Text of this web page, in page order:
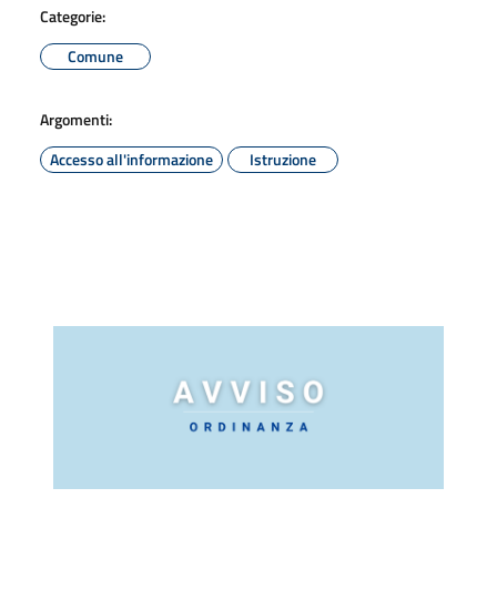
Categorie:
Comune
Argomenti:
Accesso all'informazione
Istruzione